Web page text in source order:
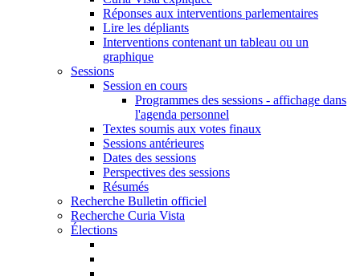
Réponses aux interventions parlementaires
Lire les dépliants
Interventions contenant un tableau ou un
graphique
Sessions
Session en cours
Programmes des sessions - affichage dans
l'agenda personnel
Textes soumis aux votes finaux
Sessions antérieures
Dates des sessions
Perspectives des sessions
Résumés
Recherche Bulletin officiel
Recherche Curia Vista
Élections